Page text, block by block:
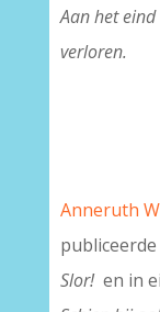
Aan het
verloren.
Anneruth
Slor!en in